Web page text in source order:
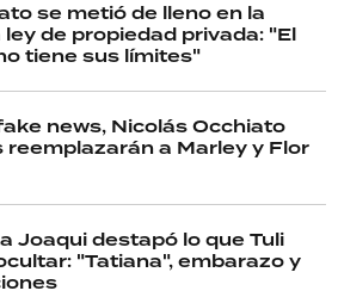
se metió de lleno en la
de propiedad privada: "El
tiene sus límites"
news, Nicolás Occhiato
a Marley y Flor
Joaqui destapó lo que Tuli
"Tatiana", embarazo y